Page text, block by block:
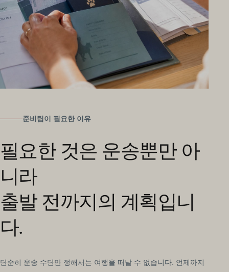
준비팀이 필요한 이유
필요한 것은 운송뿐만 아
니라
출발 전까지의 계획입니
다.
단순히 운송 수단만 정해서는 여행을 떠날 수 없습니다. 언제까지